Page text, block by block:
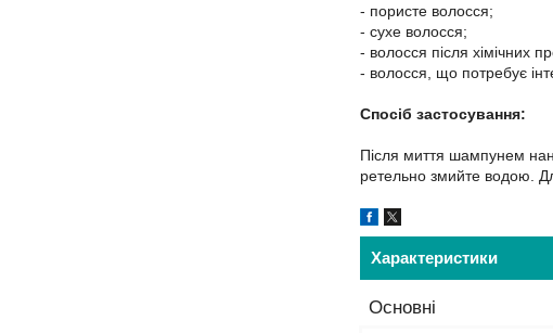
- пористе волосся;
- сухе волосся;
- волосся після хімічних
- волосся, що потребує
Спосіб застосування:
Після миття шампунем
ретельно змийте водою.
Характеристики
Основні